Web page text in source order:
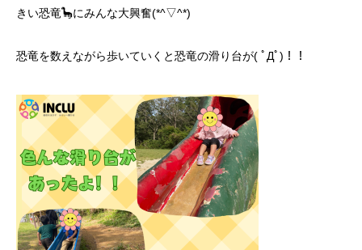
きい恐竜🦕にみんな大興奮(*^▽^*)
恐竜を数えながら歩いていくと恐竜の滑り台が( ﾟДﾟ)！！